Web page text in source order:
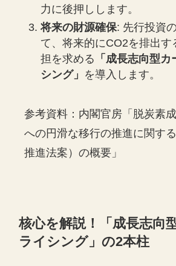
力に後押しします。
将来の財源確保: 先行投資
て、将来的にCO2を排出す
担を求める 「成長志向型
シング」 を導入します。
参考資料：内閣官房「脱炭素
への円滑な移行の推進に関す
推進法案）の概要」
核心を解説！「成長志向
ライシング」の2本柱